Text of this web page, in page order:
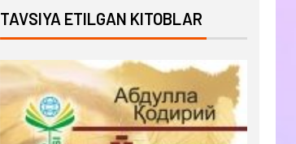
TAVSIYA ETILGAN KITOBLAR